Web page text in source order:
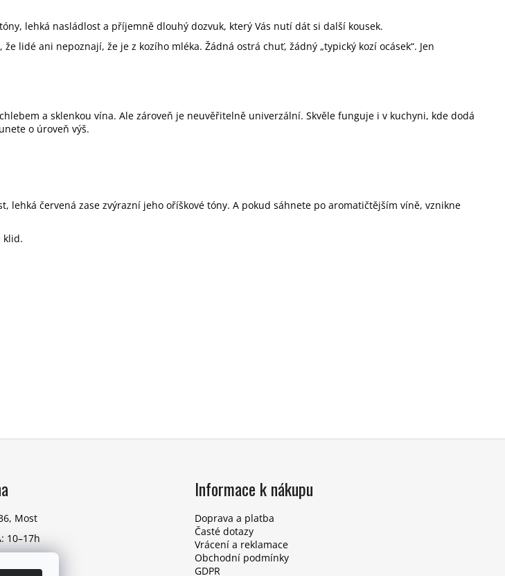
lehká nasládlost a příjemně dlouhý dozvuk, který Vás nutí dát si další kousek.
lidé ani nepoznají, že je z kozího mléka. Žádná ostrá chuť, žádný „typický kozí ocásek“. Jen
a sklenkou vína. Ale zároveň je neuvěřitelně univerzální. Skvěle funguje i v kuchyni, kde dodá
o úroveň výš.
červená zase zvýrazní jeho oříškové tóny. A pokud sáhnete po aromatičtějším víně, vznikne
klid.
Most
10–17h
Informace k nákupu
Doprava a platba
Časté dotazy
Vrácení a reklamace
Obchodní podmínky
GDPR